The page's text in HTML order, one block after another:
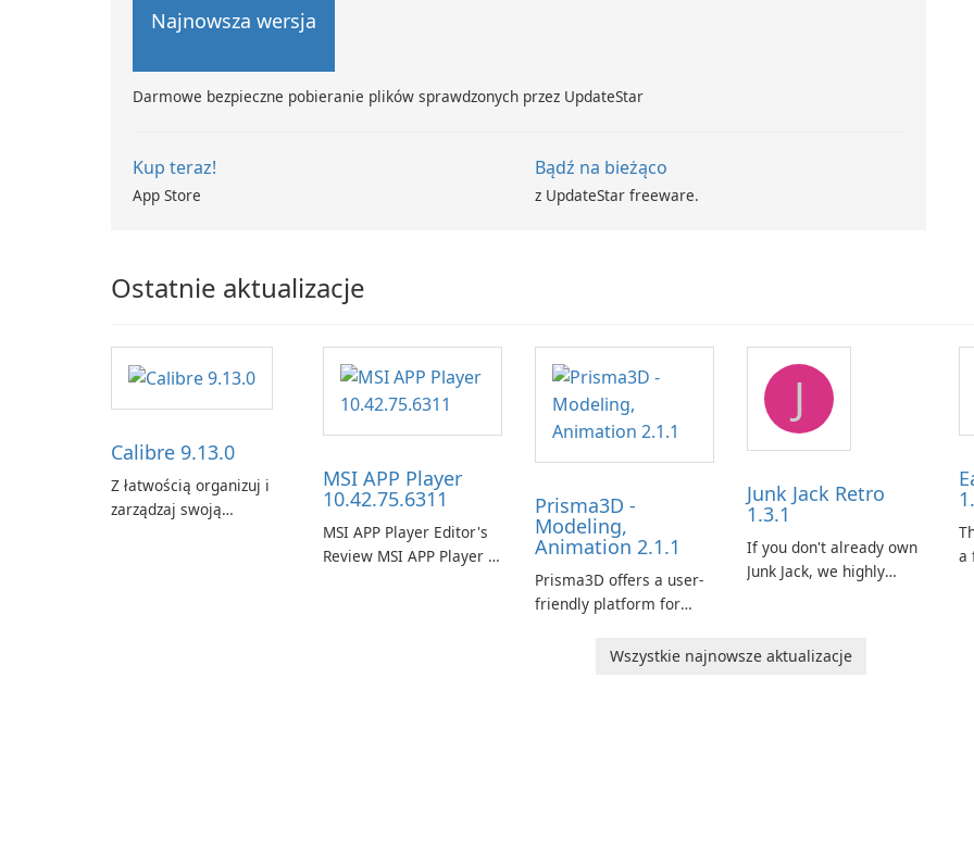
Najnowsza wersja
Darmowe bezpieczne pobieranie plików sprawdzonych przez UpdateStar
Kup teraz!
App Store
Bądź na bieżąco
z UpdateStar freeware.
Ostatnie aktualizacje
Calibre 9.13.0
Z łatwością organizuj i
zarządzaj swoją
MSI APP Player
10.42.75.6311
MSI APP Player Editor's
Review MSI APP Player is
Prisma3D -
Modeling,
Animation 2.1.1
Prisma3D offers a user-
friendly platform for
bring their imagination
J
Junk Jack Retro
1.3.1
If you don't already own
Junk Jack, we highly
game is where it all
a
Wszystkie najnowsze aktualizacje